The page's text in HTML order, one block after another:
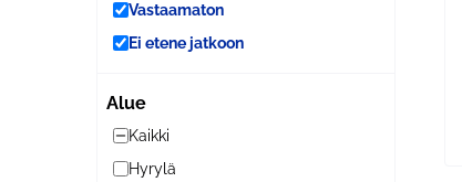
Vastaamaton
Ei etene jatkoon
Alue
Kaikki
Hyrylä